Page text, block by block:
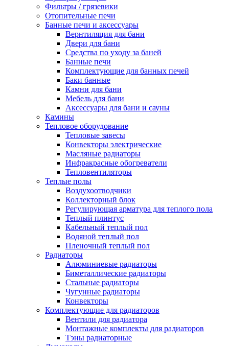
Фильтры / грязевики
Отопительные печи
Банные печи и аксессуары
Вернтиляция для бани
Двери для бани
Средства по уходу за баней
Банные печи
Комплектующие для банных печей
Баки банные
Камни для бани
Мебель для бани
Аксессуары для бани и сауны
Камины
Тепловое оборудование
Тепловые завесы
Конвекторы электрические
Масляные радиаторы
Инфракрасные обогреватели
Тепловентиляторы
Теплые полы
Воздухоотводчики
Коллекторный блок
Регулирующая арматура для теплого пола
Теплый плинтус
Кабельный теплый пол
Водяной теплый пол
Пленочный теплый пол
Радиаторы
Алюминиевые радиаторы
Биметаллические радиаторы
Стальные радиаторы
Чугунные радиаторы
Конвекторы
Комплектующие для радиаторов
Вентили для радиатора
Монтажные комплекты для радиаторов
Тэны радиаторные